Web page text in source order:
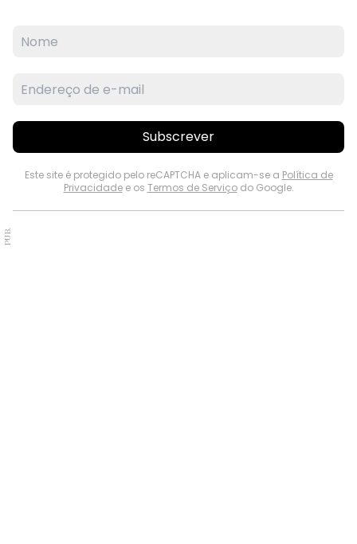
Subscrever
Este site é protegido pelo reCAPTCHA e aplicam-se a Política de
Privacidadee os Termos de Serviçodo Google.
PUB.